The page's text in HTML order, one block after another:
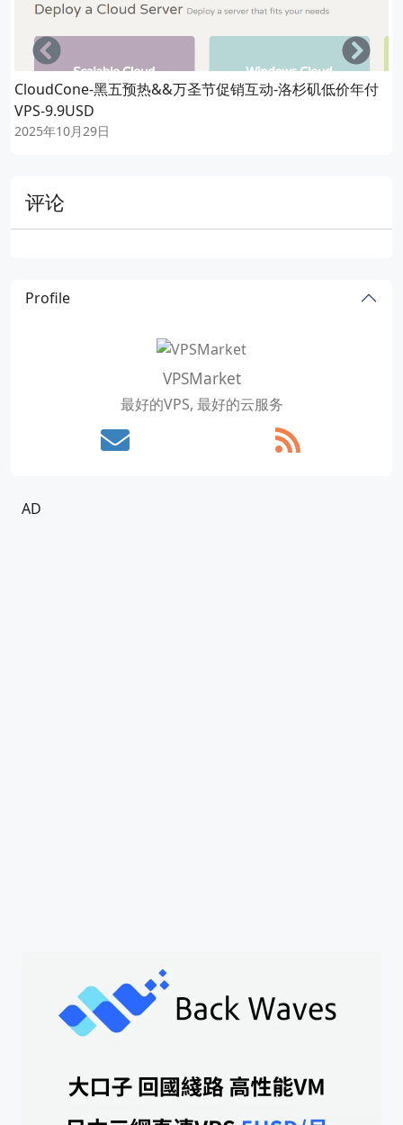
CloudCone-黑五预热&&万圣节促销互动-洛杉矶低价年付
VPS-9.9USD
2025年10月29日
Left
评论
Profile
VPSMarket
最好的VPS, 最好的云服务
AD